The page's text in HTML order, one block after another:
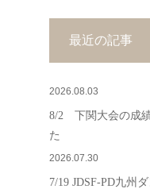
最近の記事
2026.08.03
8/2 下関大会の成
た
2026.07.30
7/19 JDSF-PD九州